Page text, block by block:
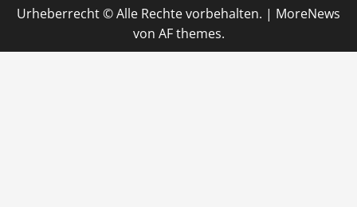
Urheberrecht © Alle Rechte vorbehalten. | MoreNews
von AF themes.